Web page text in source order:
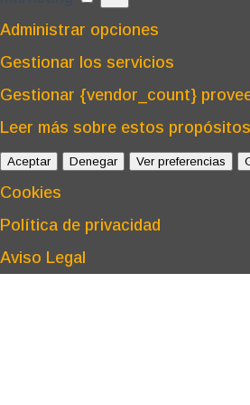
Administrar opciones
Gestionar los servicios
Gestionar {vendor_count}
Leer más sobre estos propósitos
Aceptar Denegar Ver preferencias
Cookies
Política de privacidad
Aviso Legal